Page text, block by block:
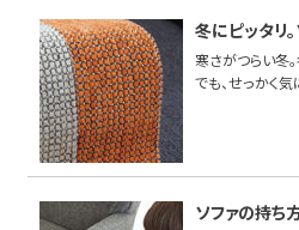
冬にピッタリ
寒さがつらい冬
でも、せっかく
ソファの持ち